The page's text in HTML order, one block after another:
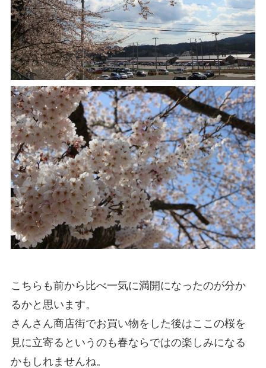
こちらも前から比べ一気に満開になったのが分か
るかと思います。
さんさん商店街でお買い物をした後はここの桜を
見に立寄るというのも春ならではの楽しみになる
かもしれませんね。